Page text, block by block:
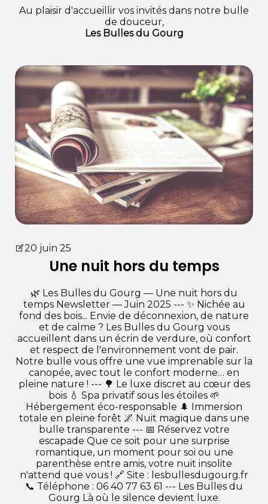
Au plaisir d'accueillir vos invités dans notre bulle
de douceur,
Les Bulles du Gourg
20 juin 25
Une nuit hors du temps
🌿 Les Bulles du Gourg — Une nuit hors du
temps Newsletter — Juin 2025 --- ✨ Nichée au
fond des bois... Envie de déconnexion, de nature
et de calme ? Les Bulles du Gourg vous
accueillent dans un écrin de verdure, où confort
et respect de l'environnement vont de pair.
Notre bulle vous offre une vue imprenable sur la
canopée, avec tout le confort moderne… en
pleine nature ! --- 🌳 Le luxe discret au cœur des
bois 💧 Spa privatif sous les étoiles 🌱
Hébergement éco-responsable 🌲 Immersion
totale en pleine forêt 🌌 Nuit magique dans une
bulle transparente --- 📅 Réservez votre
escapade Que ce soit pour une surprise
romantique, un moment pour soi ou une
parenthèse entre amis, votre nuit insolite
n'attend que vous ! 🔗 Site : lesbullesdugourg.fr
📞 Téléphone : 06 40 77 63 61 --- Les Bulles du
Gourg Là où le silence devient luxe.